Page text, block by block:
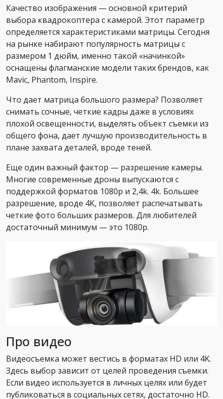
Качество изображения — основной критерий
выбора квадрокоптера с камерой. Этот параметр
определяется характеристиками матрицы. Сегодня
на рынке набирают популярность матрицы с
размером 1 дюйм, именно такой «начинкой»
оснащены флагманские модели таких брендов, как
Mavic, Phantom, Inspire.
Что дает матрица большого размера? Позволяет
снимать сочные, четкие кадры даже в условиях
плохой освещенности, выделять объект съемки из
общего фона, дает лучшую производительность в
плане захвата деталей, вроде теней.
Еще один важный фактор — разрешение камеры.
Многие современные дроны выпускаются с
поддержкой форматов 1080p и 2,4k. 4k. Большее
разрешение, вроде 4K, позволяет распечатывать
четкие фото больших размеров. Для любителей
достаточный минимум — это 1080p.
Про видео
Видеосъемка может вестись в форматах HD или 4K.
Здесь выбор зависит от целей проведения съемки.
Если видео используется в личных целях или будет
публиковаться в социальных сетях, достаточно HD.